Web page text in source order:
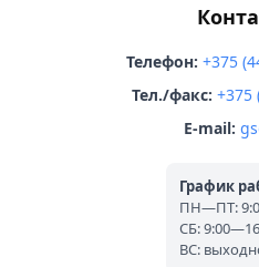
Телефон: +375
Тел./факс: +375
E-mail:
График
ПН—ПТ:
СБ:
ВС: